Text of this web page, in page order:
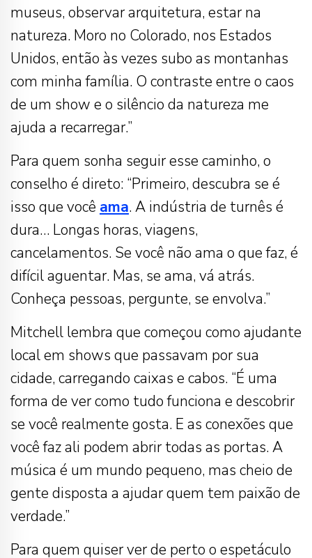
museus, observar arquitetura, estar na
natureza. Moro no Colorado, nos Estados
Unidos, então às vezes subo as montanhas
com minha família. O contraste entre o caos
de um show e o silêncio da natureza me
ajuda a recarregar.”
Para quem sonha seguir esse caminho, o
conselho é direto: “Primeiro, descubra se é
isso que você ama. A indústria de turnês é
dura… Longas horas, viagens,
cancelamentos. Se você não ama o que faz, é
difícil aguentar. Mas, se ama, vá atrás.
Conheça pessoas, pergunte, se envolva.”
Mitchell lembra que começou como ajudante
local em shows que passavam por sua
cidade, carregando caixas e cabos. “É uma
forma de ver como tudo funciona e descobrir
se você realmente gosta. E as conexões que
você faz ali podem abrir todas as portas. A
música é um mundo pequeno, mas cheio de
gente disposta a ajudar quem tem paixão de
verdade.”
Para quem quiser ver de perto o espetáculo